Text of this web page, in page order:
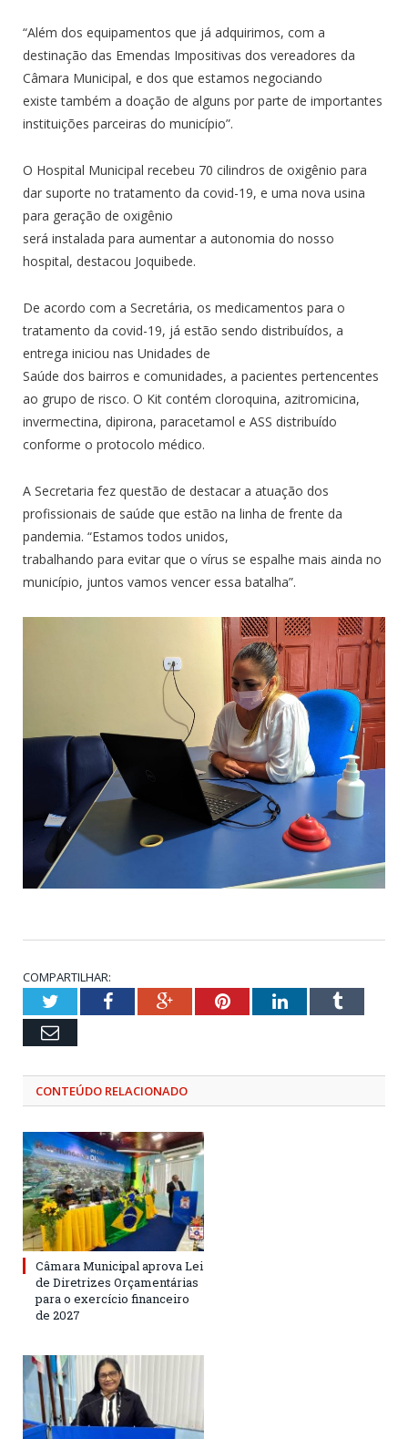
“Além dos equipamentos que já adquirimos, com a
destinação das Emendas Impositivas dos vereadores da
Câmara Municipal, e dos que estamos negociando
existe também a doação de alguns por parte de importantes
instituições parceiras do município”.
O Hospital Municipal recebeu 70 cilindros de oxigênio para
dar suporte no tratamento da covid-19, e uma nova usina
para geração de oxigênio
será instalada para aumentar a autonomia do nosso
hospital, destacou Joquibede.
De acordo com a Secretária, os medicamentos para o
tratamento da covid-19, já estão sendo distribuídos, a
entrega iniciou nas Unidades de
Saúde dos bairros e comunidades, a pacientes pertencentes
ao grupo de risco. O Kit contém cloroquina, azitromicina,
invermectina, dipirona, paracetamol e ASS distribuído
conforme o protocolo médico.
A Secretaria fez questão de destacar a atuação dos
profissionais de saúde que estão na linha de frente da
pandemia. “Estamos todos unidos,
trabalhando para evitar que o vírus se espalhe mais ainda no
município, juntos vamos vencer essa batalha”.
COMPARTILHAR:
TwitterFacebookGoogle+PinterestLinkedInTumblr
Email
CONTEÚDO RELACIONADO
Câmara Municipal aprova Lei
de Diretrizes Orçamentárias
para o exercício financeiro
de 2027